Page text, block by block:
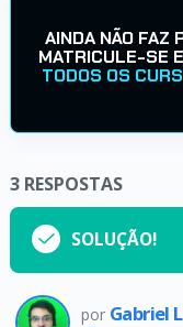
AINDA NÃO FAZ
MATRICULE-SE
TODOS OS
3 RESPOSTAS
SOLUÇÃO!
por Gabriel